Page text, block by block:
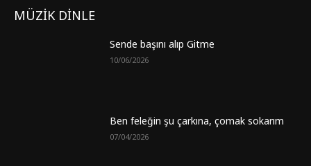
MÜZİK DİNLE
Sende başını alıp Gitme
10/06/2026
Ben feleğin şu çarkına, çomak sokarım
07/04/2026